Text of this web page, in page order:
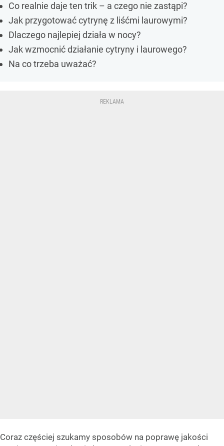
Co realnie daje ten trik – a czego nie zastąpi?
Jak przygotować cytrynę z liśćmi laurowymi?
Dlaczego najlepiej działa w nocy?
Jak wzmocnić działanie cytryny i laurowego?
Na co trzeba uważać?
Coraz częściej szukamy sposobów na poprawę jakości